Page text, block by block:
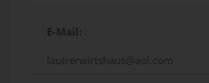
E-Mail:
lautrerwirtshaus@aol.com